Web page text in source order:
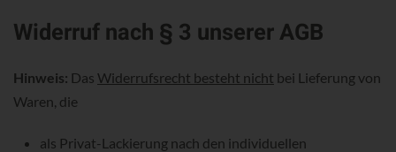
Widerruf nach § 3 unserer AGB
Hinweis: Das Widerrufsrecht besteht nicht bei Lieferung von
Waren, die
als Privat-Lackierung nach den individuellen